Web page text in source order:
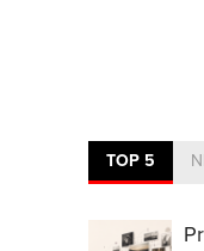
TOP 5